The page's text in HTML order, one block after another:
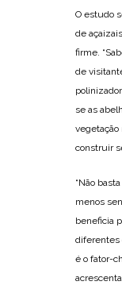
O estudo
de
firme.
de
se as
vegetação
construir
“Não
menos
beneficia
diferentes
é o fator-